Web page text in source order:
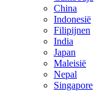
China
Indonesië
Filipijnen
India
Japan
Maleisië
Nepal
Singapore